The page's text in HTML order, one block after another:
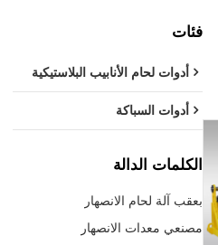
فئات
أدوات لحام الأنابيب البلاستيكية
أدوات السباكة
الكلمات الدالة
بعقب آلة لحام الانصهار
مصنعي معدات الانصهار